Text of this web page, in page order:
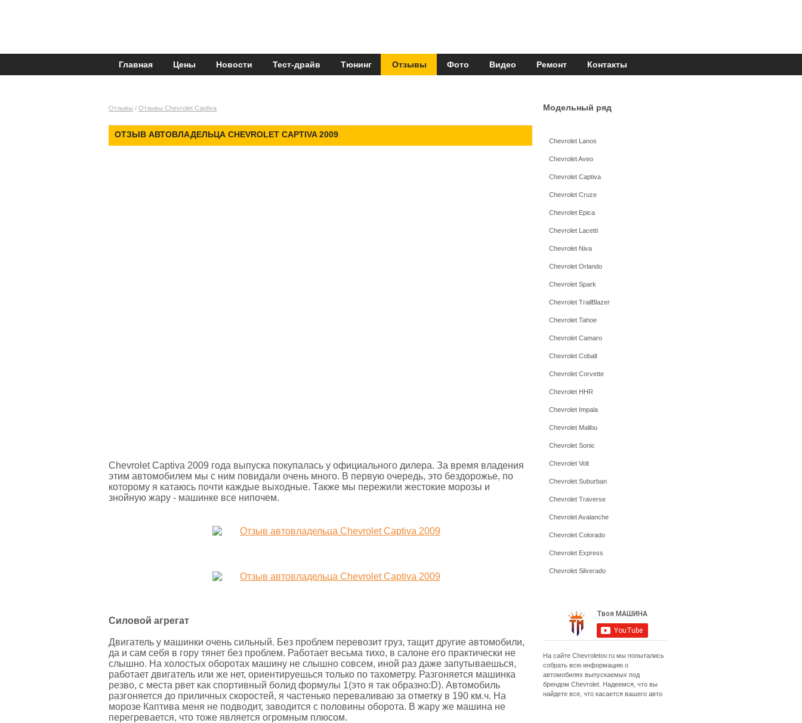
Главная Цены Новости Тест-драйв Тюнинг Отзывы Фото Видео Ремонт Контакты
Отзывы / Отзывы Chevrolet Captiva
ОТЗЫВ АВТОВЛАДЕЛЬЦА CHEVROLET CAPTIVA 2009
Chevrolet Captiva 2009 года выпуска покупалась у официального дилера. За время владения
этим автомобилем мы с ним повидали очень много. В первую очередь, это бездорожье, по
которому я катаюсь почти каждые выходные. Также мы пережили жестокие морозы и
знойную жару - машинке все нипочем.
Силовой агрегат
Двигатель у машинки очень сильный. Без проблем перевозит груз, тащит другие автомобили,
да и сам себя в гору тянет без проблем. Работает весьма тихо, в салоне его практически не
слышно. На холостых оборотах машину не слышно совсем, иной раз даже запутываешься,
работает двигатель или же нет, ориентируешься только по тахометру. Разгоняется машинка
резво, с места рвет как спортивный болид формулы 1(это я так образно:D). Автомобиль
разгоняется до приличных скоростей, я частенько переваливаю за отметку в 190 км.ч. На
морозе Каптива меня не подводит, заводится с половины оборота. В жару же машина не
перегревается, что тоже является огромным плюсом.
Модельный ряд
Chevrolet Lanos
Chevrolet Aveo
Chevrolet Captiva
Chevrolet Cruze
Chevrolet Epica
Chevrolet Lacetti
Chevrolet Niva
Chevrolet Orlando
Chevrolet Spark
Chevrolet TrailBlazer
Chevrolet Tahoe
Chevrolet Camaro
Chevrolet Cobalt
Chevrolet Corvette
Chevrolet HHR
Chevrolet Impala
Chevrolet Malibu
Chevrolet Sonic
Chevrolet Volt
Chevrolet Suburban
Chevrolet Traverse
Chevrolet Avalanche
Chevrolet Colorado
Chevrolet Express
Chevrolet Silverado
На сайте Chevroletov.ru мы попытались
собрать всю информацию о
автомобилях выпускаемых под
брендом Chevrolet. Надеемся, что вы
найдете все, что касается вашего авто